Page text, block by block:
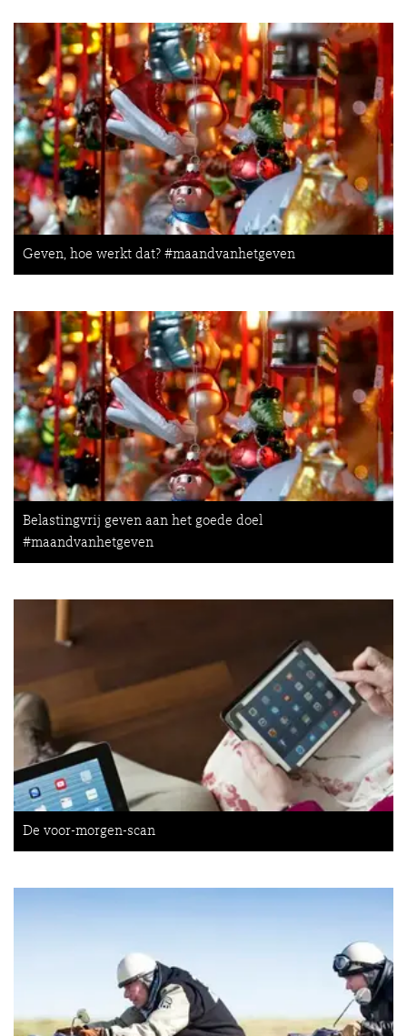
Geven, hoe werkt dat? #maandvanhetgeven
Belastingvrij geven aan het goede doel
#maandvanhetgeven
De voor-morgen-scan